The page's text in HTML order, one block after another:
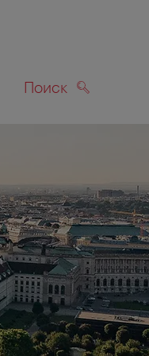
Поиск